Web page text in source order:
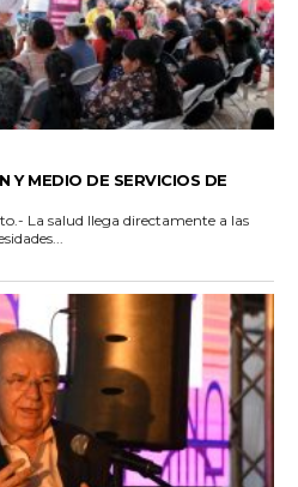
Y MEDIO DE SERVICIOS DE